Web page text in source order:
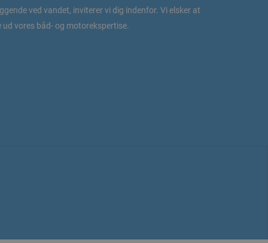
ved vandet, inviterer vi dig indenfor. Vi elsker at
ud vores båd- og motorekspertise.